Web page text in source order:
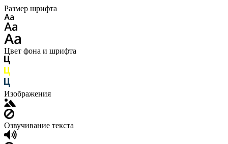
Размер шрифта
Цвет фона и шрифта
Изображения
Озвучивание текста